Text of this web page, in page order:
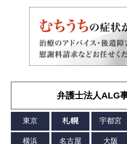
弁護士法人ALG